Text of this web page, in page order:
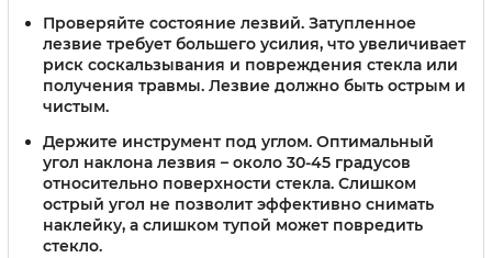
Проверяйте состояние лезвий. Затупленное
лезвие требует большего усилия, что увеличивает
риск соскальзывания и повреждения стекла или
получения травмы. Лезвие должно быть острым и
чистым.
Держите инструмент под углом. Оптимальный
угол наклона лезвия – около 30-45 градусов
относительно поверхности стекла. Слишком
острый угол не позволит эффективно снимать
наклейку, а слишком тупой может повредить
стекло.